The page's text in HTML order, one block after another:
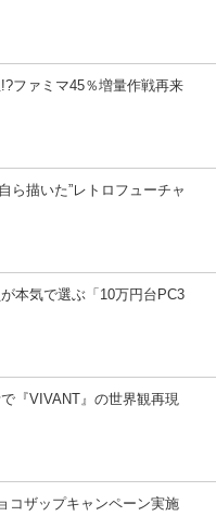
ファミマ45％増量作戦再来
ら描いた”レトロフューチャ
本気で選ぶ「10万円台PC3
『VIVANT』の世界観再現
コザップキャンペーン実施